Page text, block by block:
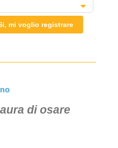
mi voglio registrare
di osare